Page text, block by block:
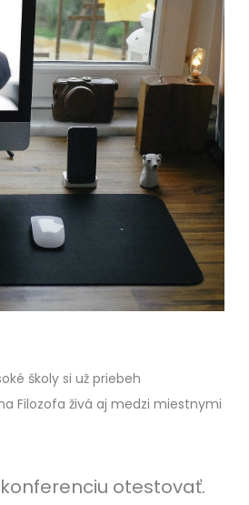
školy si už priebeh
Filozofa živá aj medzi miestnymi
otestovať.